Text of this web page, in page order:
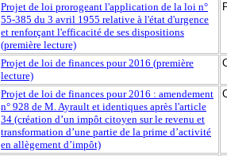
Projet de loi prorogeant l'application de la loi n°
55-385 du 3 avril 1955 relative à l'état d'urgence
et renforçant l'efficacité de ses dispositions
(première lecture)
Projet de loi de finances pour 2016 (première
lecture)
Projet de loi de finances pour 2016 : amendement
n° 928 de M. Ayrault et identiques après l'article
34 (création d’un impôt citoyen sur le revenu et
transformation d’une partie de la prime d’activité
en allègement d’impôt)